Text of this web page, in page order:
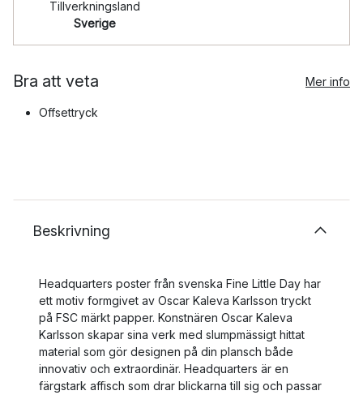
Tillverkningsland
Sverige
Bra att veta Mer info
Offsettryck
Beskrivning
Headquarters poster från svenska Fine Little Day har
ett motiv formgivet av Oscar Kaleva Karlsson tryckt
på FSC märkt papper. Konstnären Oscar Kaleva
Karlsson skapar sina verk med slumpmässigt hittat
material som gör designen på din plansch både
innovativ och extraordinär. Headquarters är en
färgstark affisch som drar blickarna till sig och passar